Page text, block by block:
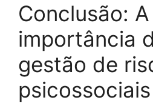
Conclusão: A
importância
gestão de
psicossociais